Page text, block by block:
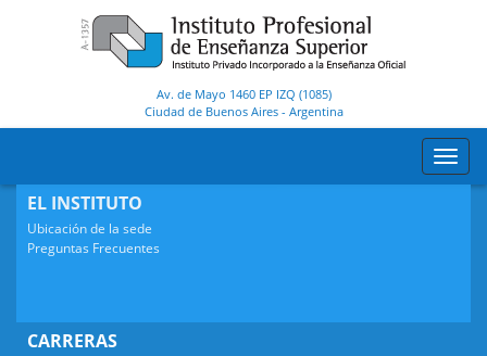
Av. de Mayo 1460 EP IZQ (1085)
Ciudad de Buenos Aires- Argentina
Anterior
EL INSTITUTO
Ubicación de la sede
Preguntas Frecuentes
CARRERAS